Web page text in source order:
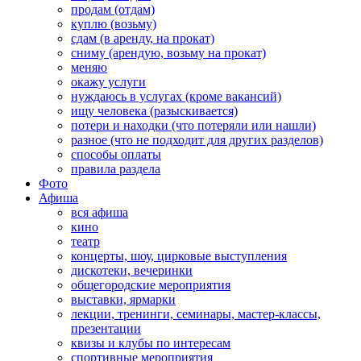
продам (отдам)
куплю (возьму)
сдам (в аренду, на прокат)
сниму (арендую, возьму на прокат)
меняю
окажу услуги
нуждаюсь в услугах (кроме вакансий)
ищу человека (разыскивается)
потери и находки (что потеряли или нашли)
разное (что не подходит для других разделов)
способы оплаты
правила раздела
Фото
Афиша
вся афиша
кино
театр
концерты, шоу, цирковые выступления
дискотеки, вечеринки
общегородские мероприятия
выставки, ярмарки
лекции, тренинги, семинары, мастер-классы,
презентации
квизы и клубы по интересам
спортивные мероприятия